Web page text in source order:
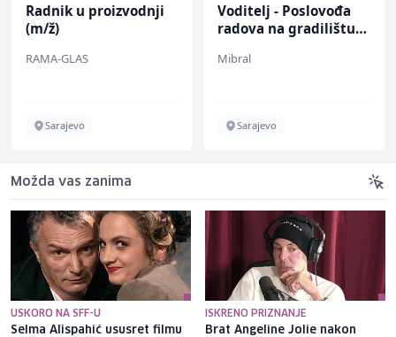
Radnik u proizvodnji
(m/ž)
RAMA-GLAS
Sarajevo
Voditelj - Poslovođa
radova na gradilištu
Mibral
Sarajevo
Možda vas zanima
USKORO NA SFF-U
Selma Alispahić ususret filmu
ISKRENO PRIZNANJE
Brat Angeline Jolie nakon